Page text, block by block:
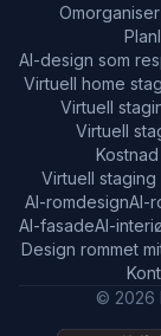
AI-design som
Virtuell home
Virtuell
Virtuell
Virtuell
AI-romdesignAI-
AI-fasadeAI-
Design rommet
© 2026